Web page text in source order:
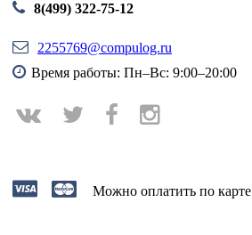
8(499) 322-75-12
2255769@compulog.ru
Время работы: Пн–Вс: 9:00–20:00
Можно оплатить по карте